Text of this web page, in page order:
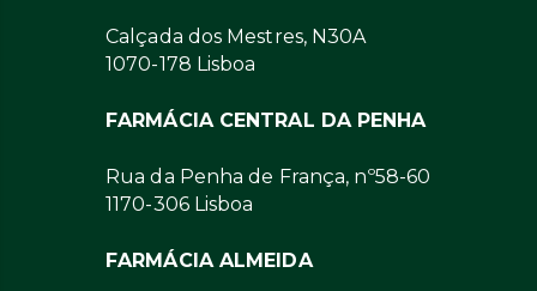
Calçada dos Mestres, N30A
1070-178 Lisboa
FARMÁCIA CENTRAL DA PENHA
Rua da Penha de França, nº58-60
1170-306 Lisboa
FARMÁCIA ALMEIDA